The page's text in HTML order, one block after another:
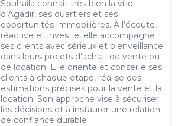
Souhaila connaît très bien la ville
d’Agadir, ses quartiers et ses
opportunités immobilières. À l’écoute,
réactive et investie, elle accompagne
ses clients avec sérieux et bienveillance
dans leurs projets d’achat, de vente ou
de location. Elle oriente et conseille ses
clients à chaque étape, réalise des
estimations précises pour la vente et la
location. Son approche vise à sécuriser
les décisions et à instaurer une relation
de confiance durable.